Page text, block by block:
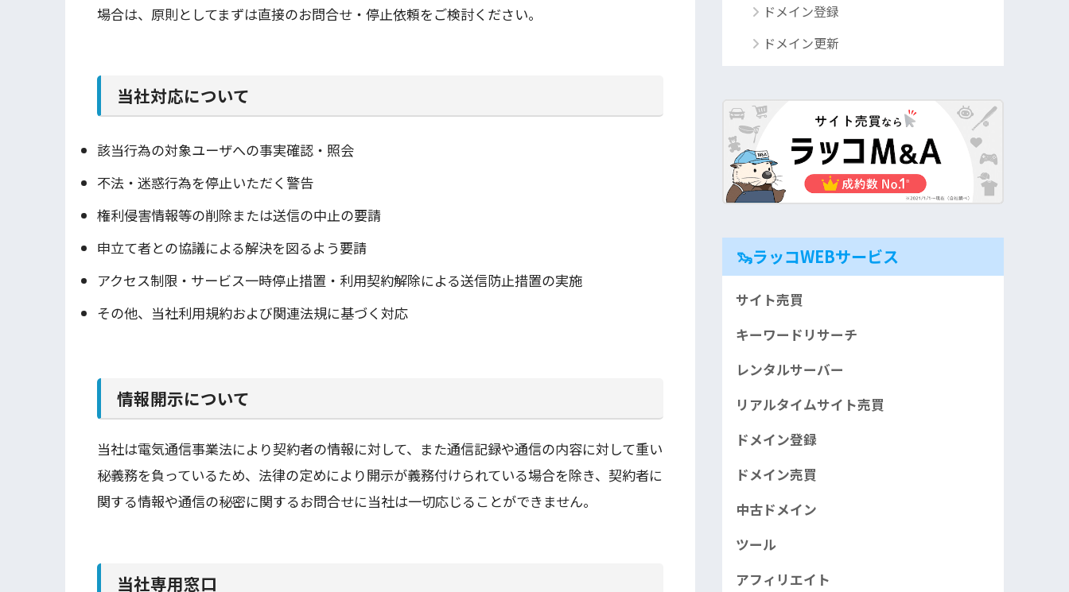
場合は、原則としてまずは直接のお問合せ・停止依頼をご検討ください。
当社対応について
該当行為の対象ユーザへの事実確認・照会
不法・迷惑行為を停止いただく警告
権利侵害情報等の削除または送信の中止の要請
申立て者との協議による解決を図るよう要請
アクセス制限・サービス一時停止措置・利用契約解除による送信防止措置の実施
その他、当社利用規約および関連法規に基づく対応
情報開示について
当社は電気通信事業法により契約者の情報に対して、また通信記録や通信の内容に対して重い
秘義務を負っているため、法律の定めにより開示が義務付けられている場合を除き、契約者に
関する情報や通信の秘密に関するお問合せに当社は一切応じることができません。
当社専用窓口
ドメイン登録
ドメイン更新
🦦ラッコWEBサービス
サイト売買
キーワードリサーチ
レンタルサーバー
リアルタイムサイト売買
ドメイン登録
ドメイン売買
中古ドメイン
ツール
アフィリエイト